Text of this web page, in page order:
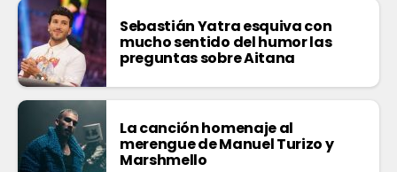
Sebastián Yatra esquiva con
mucho sentido del humor las
preguntas sobre Aitana
La canción homenaje al
merengue de Manuel Turizo y
Marshmello